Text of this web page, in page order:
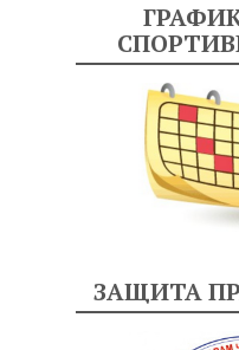
ЗАЩИТА